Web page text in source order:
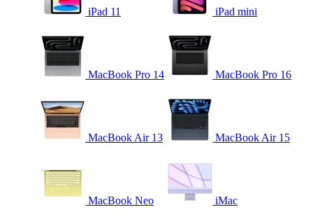
iPad 11 iPad mini
MacBook Pro 14 MacBook Pro 16
MacBook Air 13 MacBook Air 15
MacBook Neo iMac